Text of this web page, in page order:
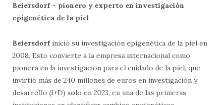
Beiersdorf – pionero y experto en investigación
epigenética de la piel
Beiersdorfinició su investigación epigenética de la piel en
2008. Esto convierte a la empresa internacional como
pionera en la investigación para el cuidado de la piel, que
invirtió más de 240 millones de euros en investigación y
desarrollo (I+D) solo en 2023, en una de las primeras